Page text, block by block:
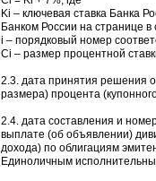
Ki – ключевая ставка Банка
Банком России на странице
i – порядковый номер
Ci – размер процентной
2.3. дата принятия решения
размера) процента
2.4. дата составления и
выплате (об объявлении)
дохода) по облигациям
Единоличным